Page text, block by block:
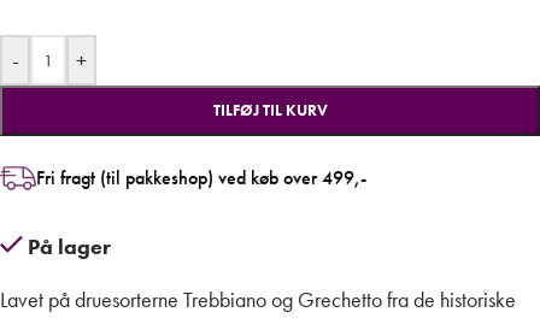
- +
TILFØJ TIL KURV
Fri fragt (til pakkeshop) ved køb over 499,-
På lager
Lavet på druesorterne Trebbiano og Grechetto fra de historiske